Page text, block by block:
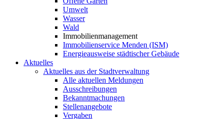
Umwelt
Wasser
Wald
Immobilienmanagement
Immobilienservice Menden (ISM)
Energieausweise städtischer Gebäude
Aktuelles
Aktuelles aus der Stadtverwaltung
Alle aktuellen Meldungen
Ausschreibungen
Bekanntmachungen
Stellenangebote
Vergaben